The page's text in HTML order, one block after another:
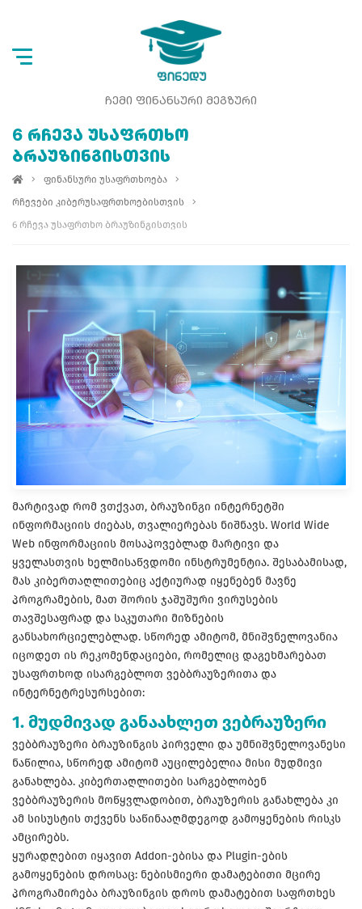
ᲩᲔᲛᲘ ᲤᲘᲜᲐᲜᲡᲣᲠᲘ ᲛᲔᲒᲖᲣᲠᲘ
6 ᲠᲩᲔᲕᲐ ᲣᲡᲐᲤᲠᲗᲮᲝ
ᲑᲠᲐᲣᲖᲘᲜᲒᲘᲡᲗᲕᲘᲡ
ფინანსური უსაფრთხოება
რჩევები კიბერუსაფრთხოებისთვის
6 რჩევა უსაფრთხო ბრაუზინგისთვის
მარტივად რომ ვთქვათ, ბრაუზინგი ინტერნეტში
ინფორმაციის ძიებას, თვალიერებას ნიშნავს. World Wide
Web ინფორმაციის მოსაპოვებლად მარტივი და
ყველასთვის ხელმისაწვდომი ინსტრუმენტია. შესაბამისად,
მას კიბერთაღლითებიც აქტიურად იყენებენ მავნე
პროგრამების, მათ შორის ჯაშუშური ვირუსების
თავშესაფრად და საკუთარი მიზნების
განსახორციელებლად. სწორედ ამიტომ, მნიშვნელოვანია
იცოდეთ ის რეკომენდაციები, რომელიც დაგეხმარებათ
უსაფრთხოდ ისარგებლოთ ვებბრაუზერითა და
ინტერნეტრესურსებით:
1. მუდმივად განაახლეთ ვებრაუზერი
ვებბრაუზერი ბრაუზინგის პირველი და უმნიშვნელოვანესი
ნაწილია, სწორედ ამიტომ აუცილებელია მისი მუდმივი
განახლება. კიბერთაღლითები სარგებლობენ
ვებბრაუზერის მოწყვლადობით, ბრაუზერის განახლება კი
ამ სისუსტის თქვენს საწინააღმდეგოდ გამოყენების რისკს
ამცირებს.
ყურადღებით იყავით Addon-ებისა და Plugin-ების
გამოყენების დროსაც: ნებისმიერი დამატებითი მცირე
პროგრამირება ბრაუზინგის დროს დამატებით საფრთხეს